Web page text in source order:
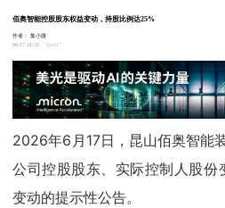
佰奥智能控股股东权益变动，持股比例达25%
作者：集小微
06-17 21:32
4417
2026年6月17日，昆山佰奥智能
公司控股股东、实际控制人股份
变动的提示性公告。